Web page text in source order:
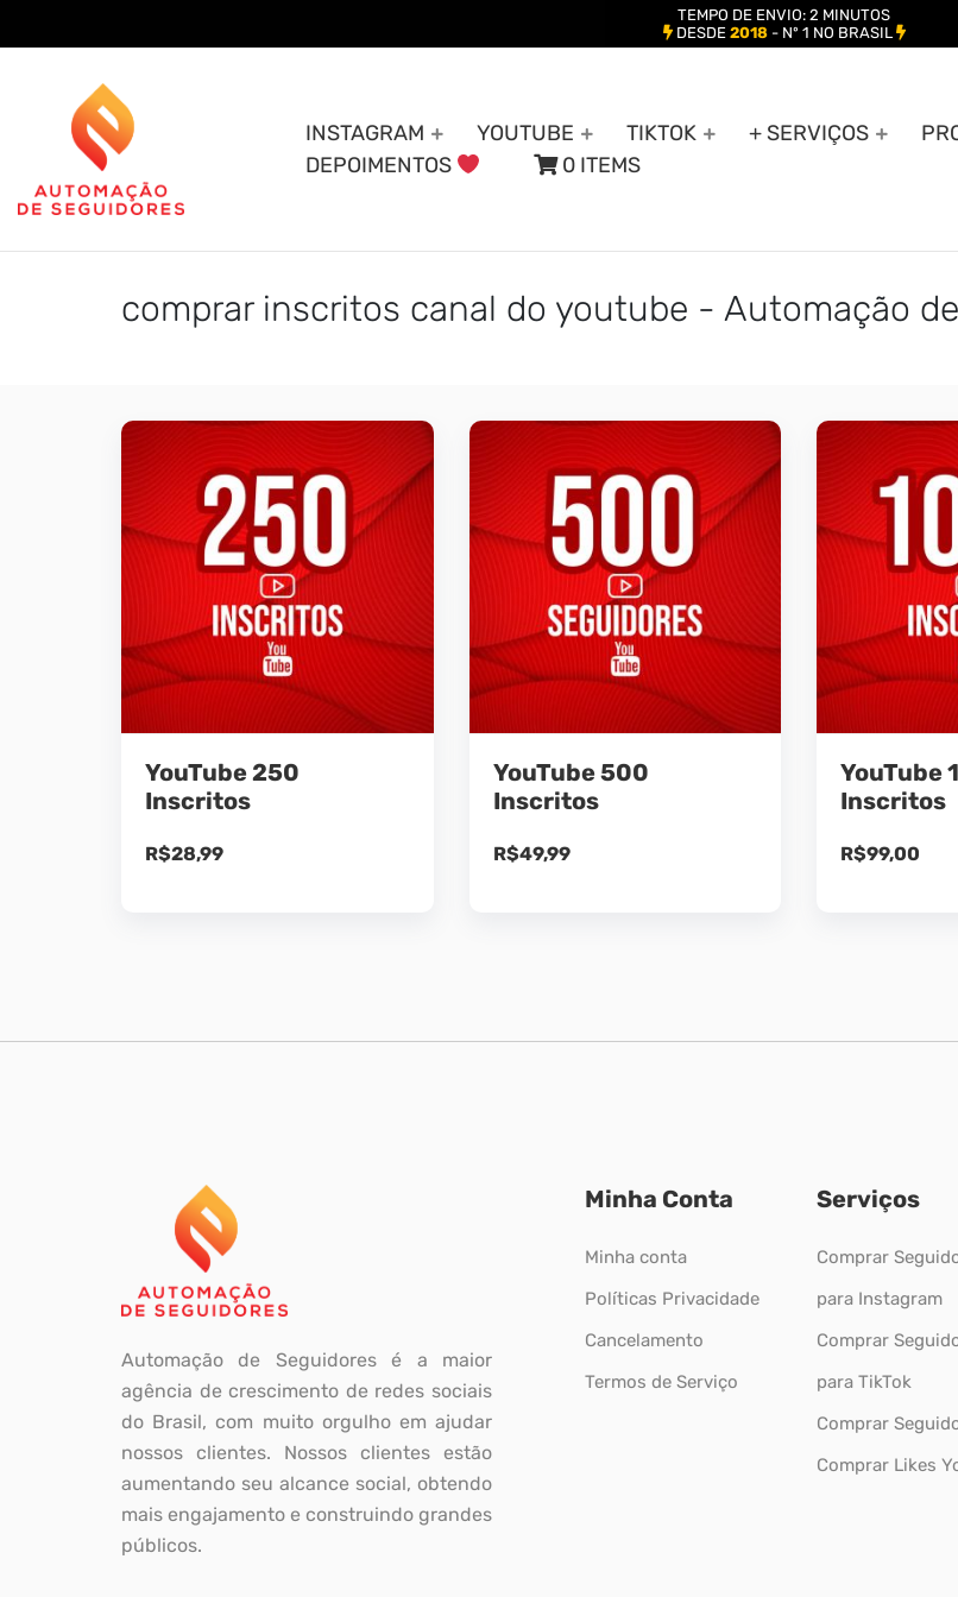
INSTAGRAM YOUTUBE TIKTOK + SERVIÇOS
DEPOIMENTOS
0 ITEMS
comprar inscritos canal do youtube - Automação
YouTube 250
Inscritos
R$28,99
YouTube 500
Inscritos
R$49,99
YouTube
Inscritos
R$99,00
Automação de Seguidores é a maior
agência de crescimento de redes sociais
do Brasil, com muito orgulho em ajudar
nossos clientes. Nossos clientes estão
aumentando seu alcance social, obtendo
mais engajamento e construindo grandes
públicos.
Minha Conta
Minha conta
Políticas Privacidade
Cancelamento
Termos de Serviço
Serviços
Comprar
para Instagram
Comprar
para TikTok
Comprar
Comprar Likes
TEMPO DE ENVIO: 2 MINUTOS
DESDE 2018- Nº 1 NO BRASIL